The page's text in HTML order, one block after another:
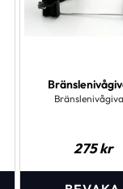
275kr